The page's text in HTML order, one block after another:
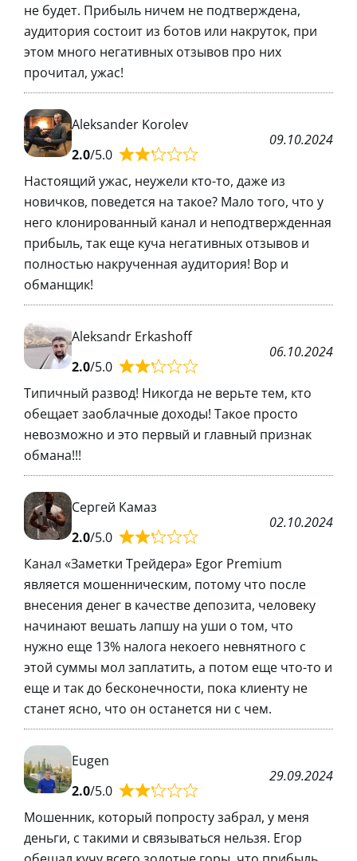
не будет. Прибыль ничем не подтверждена,
аудитория состоит из ботов или накруток, при
этом много негативных отзывов про них
прочитал, ужас!
Aleksander Korolev
2.0/5.0
09.10.2024
Настоящий ужас, неужели кто-то, даже из
новичков, поведется на такое? Мало того, что у
него клонированный канал и неподтвержденная
прибыль, так еще куча негативных отзывов и
полностью накрученная аудитория! Вор и
обманщик!
Aleksandr Erkashoff
2.0/5.0
06.10.2024
Типичный развод! Никогда не верьте тем, кто
обещает заоблачные доходы! Такое просто
невозможно и это первый и главный признак
обмана!!!
Сергей Камаз
2.0/5.0
02.10.2024
Канал «Заметки Трейдера» Egor Premium
является мошенническим, потому что после
внесения денег в качестве депозита, человеку
начинают вешать лапшу на уши о том, что
нужно еще 13% налога некоего невнятного с
этой суммы мол заплатить, а потом еще что-то и
еще и так до бесконечности, пока клиенту не
станет ясно, что он останется ни с чем.
Eugen
2.0/5.0
29.09.2024
Мошенник, который попросту забрал, у меня
деньги, с такими и связываться нельзя. Егор